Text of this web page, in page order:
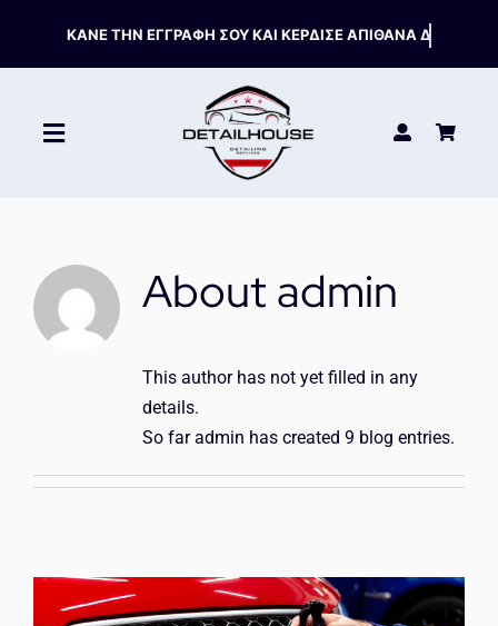
content
Toggle
ΣΥΝΤΗΡΗΣΗ
HOT OFFERS
About admin
This author has not yet filled in any
details.
So far admin has created 9 blog entries.